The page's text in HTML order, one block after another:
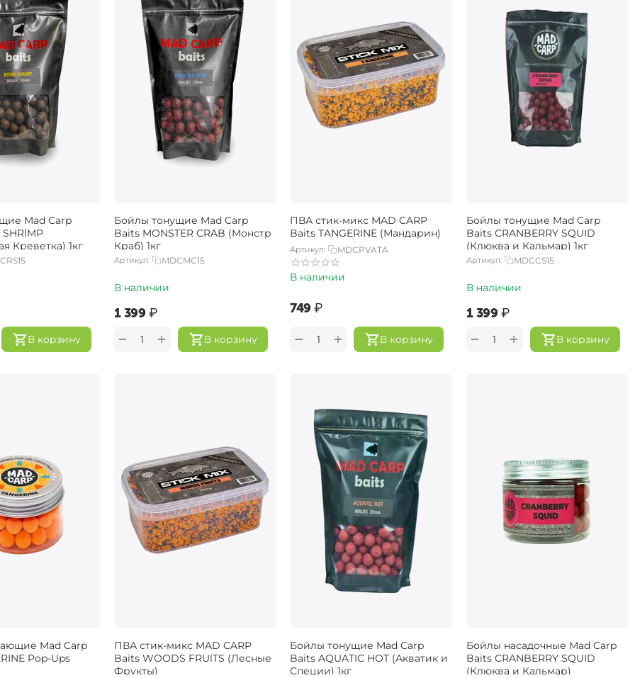
Mad Carp
SHRlMP
Креветка) 1кг
В корзину
Бойлы тонущие Mad Carp
Baits MONSTER CRAB (Монстр
Краб) 1кг
Артикул: MDCMC15
В наличии
‍1 399‍₽
В корзину
+
−
ПВА стик-микс MAD CARP
Baits TANGERINE (Мандарин)
Артикул: MDCPVATA
В наличии
‍749‍₽
В корзину
+
−
Бойлы тонущие Mad Carp
Baits CRANBERRY SQUID
(Клюква и Кальмар) 1кг
Артикул: MDCCS15
В наличии
‍1 399‍₽
В корзину
+
−
Mad Carp
Pop-Ups
ПВА стик-микс MAD CARP
Baits WOODS FRUlTS (Лесные
Фрукты)
Бойлы тонущие Mad Carp
Baits AQUATIC HOT (Акватик и
Специи) 1кг
Бойлы насадочные Mad Carp
Baits CRANBERRY SQUID
(Клюква и Кальмар)